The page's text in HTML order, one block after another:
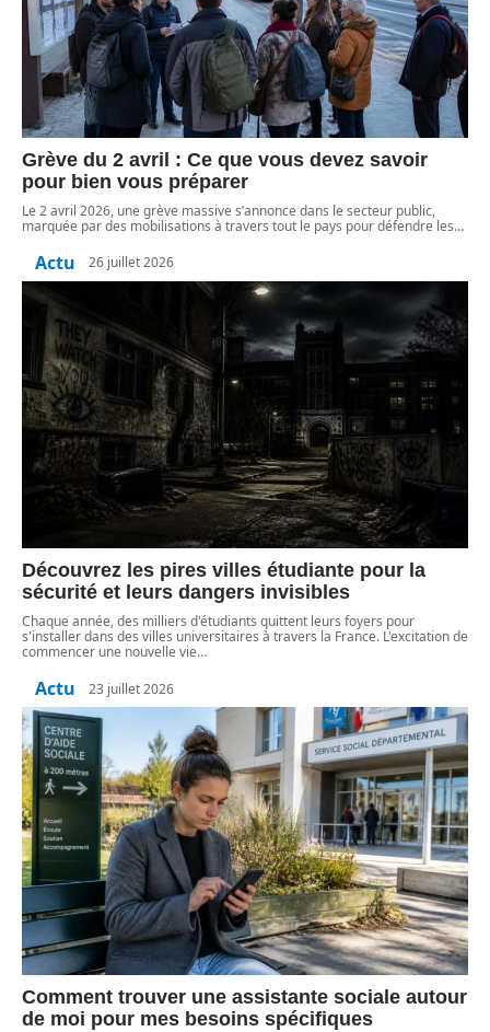
Grève du 2 avril : Ce que vous devez savoir
pour bien vous préparer
Le 2 avril 2026, une grève massive s’annonce dans le secteur public,
marquée par des mobilisations à travers tout le pays pour défendre les…
Actu 26 juillet 2026
Découvrez les pires villes étudiante pour la
sécurité et leurs dangers invisibles
Chaque année, des milliers d'étudiants quittent leurs foyers pour
s'installer dans des villes universitaires à travers la France. L'excitation de
commencer une nouvelle vie…
Actu 23 juillet 2026
Comment trouver une assistante sociale autour
de moi pour mes besoins spécifiques